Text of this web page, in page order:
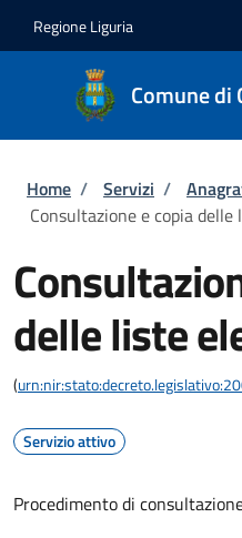
Regione Liguria
Comune
Briciole di
Home / Servizi /
Consultazione e copia
delle liste
(
Servizio attivo
Procedimento di